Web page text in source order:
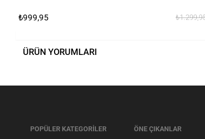
₺999,95
ÜRÜN YORUMLARI
POPÜLER KATEGORİLER ÖNE ÇIKANLAR